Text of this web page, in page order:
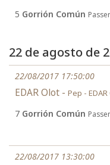
5 Gorrión Común
22 de agosto de
22/08/2017 17:50:00
EDAR Olot - Pep -
7 Gorrión Común
22/08/2017 13:30:00